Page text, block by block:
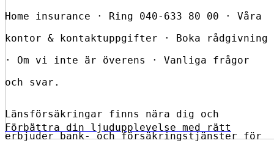
Förbättra din ljudupplevelse med rätt
Home insurance · Ring 040-633 80 00 · Våra
kontor & kontaktuppgifter · Boka rådgivning
· Om vi inte är överens · Vanliga frågor
och svar.
Länsförsäkringar finns nära dig och
erbjuder bank- och försäkringstjänster för